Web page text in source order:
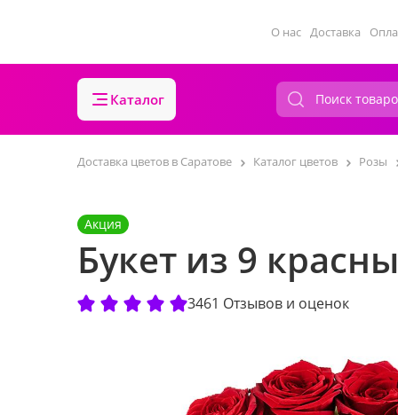
О нас Доставка
Каталог
Доставка цветов в Саратове Каталог цветов Розы
Акция
Букет из 9
3461 Отзывов и оценок